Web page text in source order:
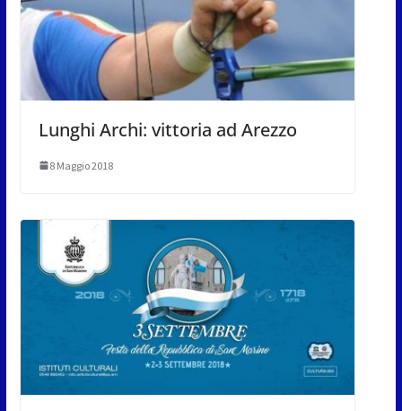
Lunghi Archi: vittoria ad Arezzo
8 Maggio 2018